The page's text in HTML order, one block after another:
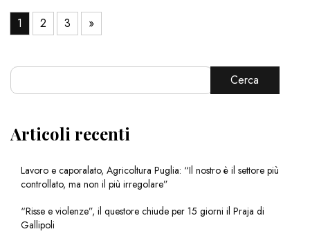
1 2 3 »
Cerca
Articoli recenti
Lavoro e caporalato, Agricoltura Puglia: “Il nostro è il settore più
controllato, ma non il più irregolare”
“Risse e violenze”, il questore chiude per 15 giorni il Praja di
Gallipoli